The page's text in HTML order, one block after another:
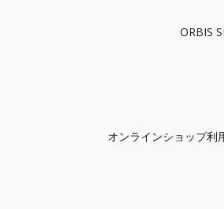
ORBIS
オンラインショップ利